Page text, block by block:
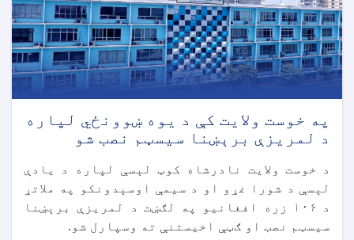
په خوست ولایت کې د یوه ښوونځي لپاره
د لمریزې برېښنا سیسټم نصب شو
د خوست ولایت نادرشاه کوټ لېسې لپاره د یادې
لېسې د شورا غړو او د سیمې اوسېدونکو په ملاتړ
د ۱۰۶ زره افغانیو په لګښت د لمریزې برېښنا
سیسټم نصب او ګټې اخیستنې ته وسپارل شو.